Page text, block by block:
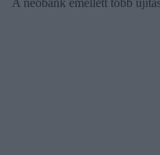
A neobank emellett több